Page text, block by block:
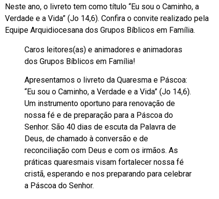
Neste ano, o livreto tem como título “Eu sou o Caminho, a
Verdade e a Vida” (Jo 14,6). Confira o convite realizado pela
Equipe Arquidiocesana dos Grupos Bíblicos em Família.
Caros leitores(as) e animadores e animadoras
dos Grupos Bíblicos em Família!
Apresentamos o livreto da Quaresma e Páscoa:
“Eu sou o Caminho, a Verdade e a Vida” (Jo 14,6).
Um instrumento oportuno para renovação de
nossa fé e de preparação para a Páscoa do
Senhor. São 40 dias de escuta da Palavra de
Deus, de chamado à conversão e de
reconciliação com Deus e com os irmãos. As
práticas quaresmais visam fortalecer nossa fé
cristã, esperando e nos preparando para celebrar
a Páscoa do Senhor.